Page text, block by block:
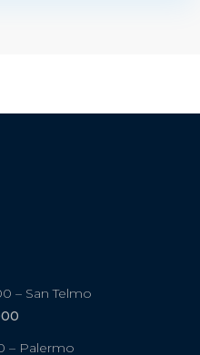
– San Telmo
– Palermo